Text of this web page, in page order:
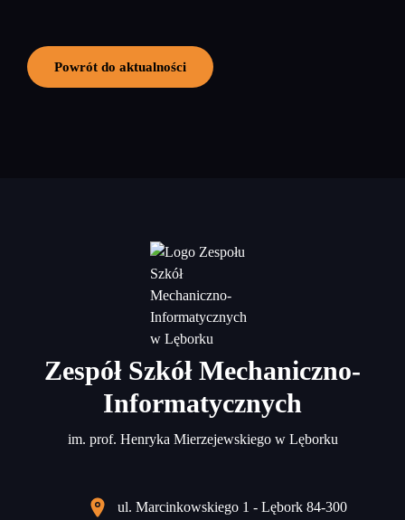
Powrót do aktualności
Zespół Szkół Mechaniczno-
Informatycznych
im. prof. Henryka Mierzejewskiego w Lęborku
ul. Marcinkowskiego 1 - Lębork 84-300